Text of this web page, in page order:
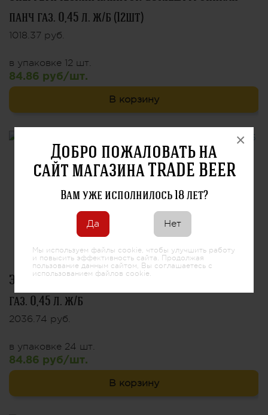
Добро пожаловать на
сайт магазина TRADE BEER
Вам уже исполнилось 18 лет?
Да Нет
Мы используем файлы cookie, чтобы улучшить работу
и повысить эффективность сайта. Продолжая
пользование данным сайтом, Вы соглашаетесь с
использованием файлов cookie.
×
панч газ. 0,45 л. ж/б (12шт)
1018.37 руб.
в упаковке 12 шт.
84.86 руб/шт.
В корзину
Энергетический напиток GORILLA ультимэйт
газ. 0,45 л. ж/б
2036.74 руб.
в упаковке 24 шт.
84.86 руб/шт.
В корзину